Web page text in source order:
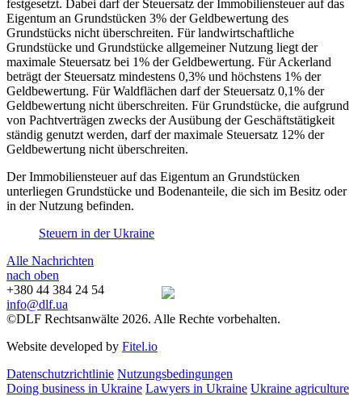
festgesetzt. Dabei darf der Steuersatz der Immobiliensteuer auf das
Eigentum an Grundstücken 3% der Geldbewertung des
Grundstücks nicht überschreiten. Für landwirtschaftliche
Grundstücke und Grundstücke allgemeiner Nutzung liegt der
maximale Steuersatz bei 1% der Geldbewertung. Für Ackerland
beträgt der Steuersatz mindestens 0,3% und höchstens 1% der
Geldbewertung. Für Waldflächen darf der Steuersatz 0,1% der
Geldbewertung nicht überschreiten. Für Grundstücke, die aufgrund
von Pachtverträgen zwecks der Ausübung der Geschäftstätigkeit
ständig genutzt werden, darf der maximale Steuersatz 12% der
Geldbewertung nicht überschreiten.
Der Immobiliensteuer auf das Eigentum an Grundstücken
unterliegen Grundstücke und Bodenanteile, die sich im Besitz oder
in der Nutzung befinden.
Steuern in der Ukraine
Alle Nachrichten
nach oben
+380 44 384 24 54
info@dlf.ua
©DLF Rechtsanwälte 2026. Alle Rechte vorbehalten.
Website developed by Fitel.io
Datenschutzrichtlinie Nutzungsbedingungen
Doing business in Ukraine Lawyers in Ukraine Ukraine agriculture